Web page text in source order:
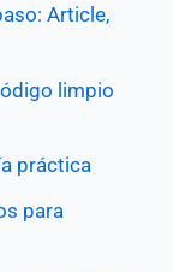
Article,
limpio
práctica
para